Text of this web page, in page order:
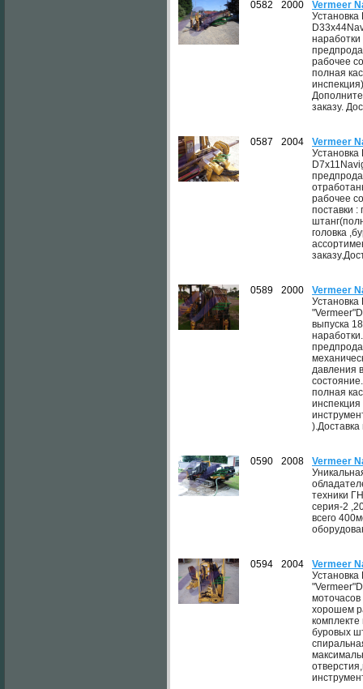
0582 2000
Vermeer
рабочее
полная
заказу.
0587 2004
Vermeer
рабочее
поставки :
головка
0589 2000
Vermeer
выпуска
давления
полная
инспекция
).Доставка
0590 2008
Vermeer
техники
серия-2
всего
0594 2004
Vermeer
моточасов
хорошем
комплекте
буровых